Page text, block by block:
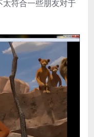
符合一些朋友对于